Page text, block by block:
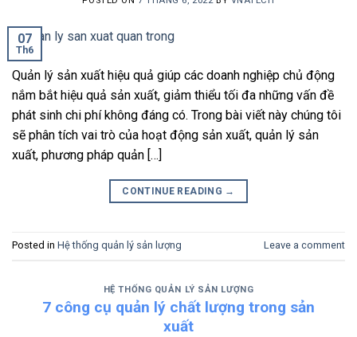
07
Th6
Quản lý sản xuất hiệu quả giúp các doanh nghiệp chủ động
nắm bắt hiệu quả sản xuất, giảm thiểu tối đa những vấn đề
phát sinh chi phí không đáng có. Trong bài viết này chúng tôi
sẽ phân tích vai trò của hoạt động sản xuất, quản lý sản
xuất, phương pháp quản […]
CONTINUE READING →
Posted in Hệ thống quản lý sản lượng Leave a comment
HỆ THỐNG QUẢN LÝ SẢN LƯỢNG
7 công cụ quản lý chất lượng trong sản
xuất